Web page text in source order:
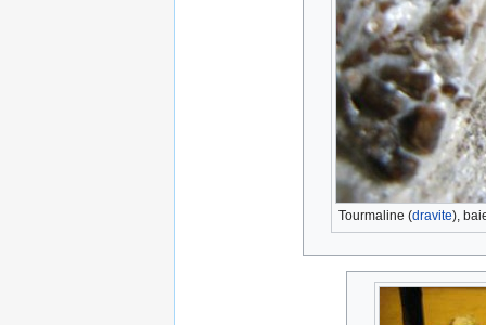
Tourmaline (dravite),